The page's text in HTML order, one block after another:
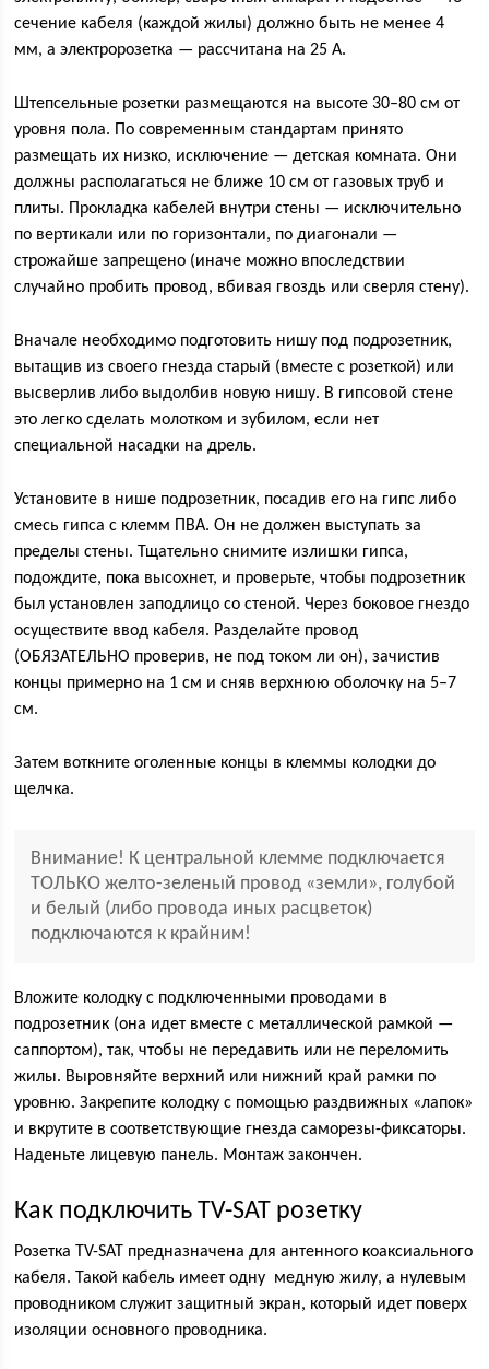
сечение кабеля (каждой жилы) должно быть не менее 4
мм, а электророзетка — рассчитана на 25 А.
Штепсельные розетки размещаются на высоте 30–80 см от
уровня пола. По современным стандартам принято
размещать их низко, исключение — детская комната. Они
должны располагаться не ближе 10 см от газовых труб и
плиты. Прокладка кабелей внутри стены — исключительно
по вертикали или по горизонтали, по диагонали —
строжайше запрещено (иначе можно впоследствии
случайно пробить провод, вбивая гвоздь или сверля стену).
Вначале необходимо подготовить нишу под подрозетник,
вытащив из своего гнезда старый (вместе с розеткой) или
высверлив либо выдолбив новую нишу. В гипсовой стене
это легко сделать молотком и зубилом, если нет
специальной насадки на дрель.
Установите в нише подрозетник, посадив его на гипс либо
смесь гипса с клемм ПВА. Он не должен выступать за
пределы стены. Тщательно снимите излишки гипса,
подождите, пока высохнет, и проверьте, чтобы подрозетник
был установлен заподлицо со стеной. Через боковое гнездо
осуществите ввод кабеля. Разделайте провод
(ОБЯЗАТЕЛЬНО проверив, не под током ли он), зачистив
концы примерно на 1 см и сняв верхнюю оболочку на 5–7
см.
Затем воткните оголенные концы в клеммы колодки до
щелчка.
Внимание! К центральной клемме подключается
ТОЛЬКО желто-зеленый провод «земли», голубой
и белый (либо провода иных расцветок)
подключаются к крайним!
Вложите колодку с подключенными проводами в
подрозетник (она идет вместе с металлической рамкой —
саппортом), так, чтобы не передавить или не переломить
жилы. Выровняйте верхний или нижний край рамки по
уровню. Закрепите колодку с помощью раздвижных «лапок»
и вкрутите в соответствующие гнезда саморезы-фиксаторы.
Наденьте лицевую панель. Монтаж закончен.
Как подключить TV-SAT розетку
Розетка TV-SAT предназначена для антенного коаксиального
кабеля. Такой кабель имеет одну медную жилу, а нулевым
проводником служит защитный экран, который идет поверх
изоляции основного проводника.